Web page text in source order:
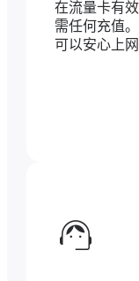
在流量卡有
需任何充值
可以安心上网